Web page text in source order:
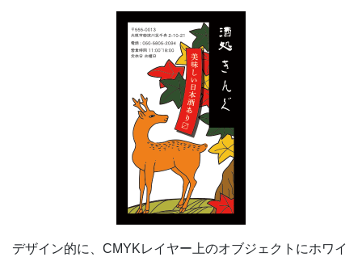
デザイン的に、CMYKレイヤー上のオブジェクトにホワイ